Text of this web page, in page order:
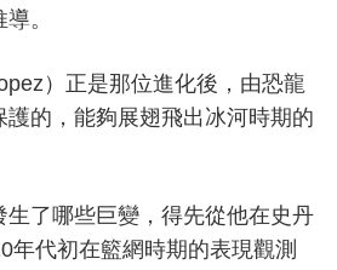
。
）正是那位進化後，由恐龍
護的，能夠展翅飛出冰河時期的
了哪些巨變，得先從他在史丹
年代初在籃網時期的表現觀測